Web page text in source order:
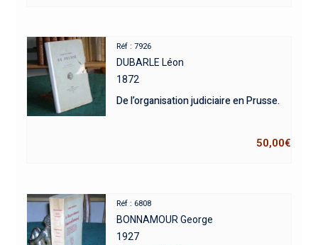
Réf : 7926
DUBARLE Léon
1872
De l’organisation judiciaire en Prusse.
50,00€
Réf : 6808
BONNAMOUR George
1927